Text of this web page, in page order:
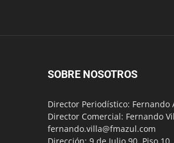
SOBRE NOSOTROS
Director Periodístico: Fernando
Director Comercial: Fernando
fernando.villa@fmazul.com